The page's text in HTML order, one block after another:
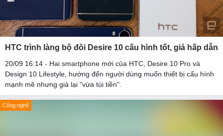
HTC trình làng bộ đôi Desire 10 cấu hình tốt, giá hấp dẫn
20/09 16:14 - Hai smartphone mới của HTC, Desire 10 Pro và
Design 10 Lifestyle, hướng đến người dùng muốn thiết bị cấu hình
mạnh mẽ nhưng giá lại "vừa túi tiền".
Công nghệ